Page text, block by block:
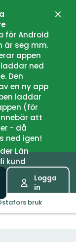
för Android
är seg mm.
appen
ned
Den
en ny app
laddar
(för
att
- då
ned igen!
Län
kund
Logga
in
bruk